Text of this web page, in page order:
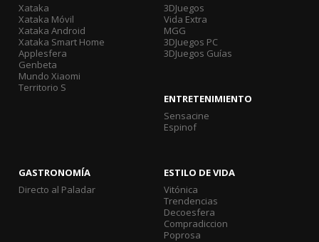
Xataka
Xataka Móvil
Xataka Android
Xataka Smart Home
Applesfera
Genbeta
Mundo Xiaomi
Territorio S
3DJuegos
Vida Extra
MGG
3DJuegos PC
3DJuegos Guías
ENTRETENIMIENTO
Sensacine
Espinof
GASTRONOMÍA
Directo al Paladar
ESTILO DE VIDA
Vitónica
Trendencias
Decoesfera
Compradiccion
Poprosa